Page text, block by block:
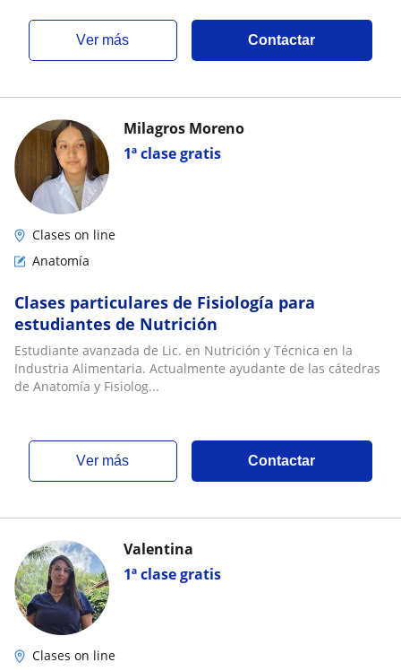
ver más Contactar
1ª clase gratis
Milagros Moreno
Clases on line
Anatomía
Clases particulares de Fisiología para
estudiantes de Nutrición
Estudiante avanzada de Lic. en Nutrición y Técnica en la
Industria Alimentaria. Actualmente ayudante de las cátedras
de Anatomía y Fisiolog...
ver más Contactar
1ª clase gratis
Valentina
Clases on line